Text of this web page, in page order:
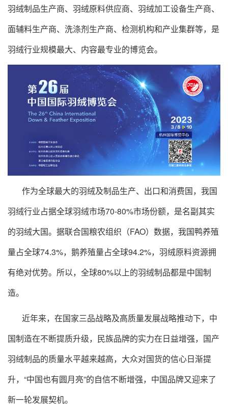
羽绒制品生产商、羽绒原料供应商、羽绒加工设备生产商、
面辅料生产商、洗涤剂生产商、检测机构和产业集群等，是
羽绒行业规模最大、内容最专业的博览会。
作为全球最大的羽绒及制品生产、出口和消费国，我国
羽绒行业占据全球羽绒市场70-80%市场份额，是名副其实
的羽绒大国。据联合国粮农组织（FAO）数据，我国鸭养殖
量占全球74.3%，鹅养殖量占全球94.2%，羽绒原料资源拥
有绝对优势。所以，全球80%以上的羽绒制品都是中国制
造。
近年来，在国家三品战略及高质量发展战略推动下，中
国制造在不断提质升级，民族品牌的实力在日益增强，国产
羽绒制品的质量水平越来越高，大众对国货的信心日渐提
升，“中国也有圆月亮”的自信不断增强，中国品牌又迎来了
新一轮发展契机。